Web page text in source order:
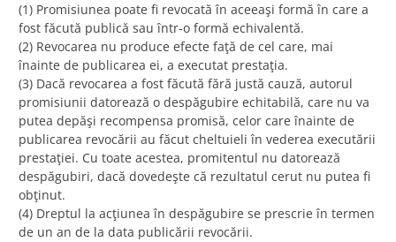
(1) Promisiunea poate fi revocată în aceeaşi formă în care a
fost făcută publică sau într-o formă echivalentă.
(2) Revocarea nu produce efecte faţă de cel care, mai
înainte de publicarea ei, a executat prestaţia.
(3) Dacă revocarea a fost făcută fără justă cauză, autorul
promisiunii datorează o despăgubire echitabilă, care nu va
putea depăşi recompensa promisă, celor care înainte de
publicarea revocării au făcut cheltuieli în vederea executării
prestaţiei. Cu toate acestea, promitentul nu datorează
despăgubiri, dacă dovedeşte că rezultatul cerut nu putea fi
obţinut.
(4) Dreptul la acţiunea în despăgubire se prescrie în termen
de un an de la data publicării revocării.